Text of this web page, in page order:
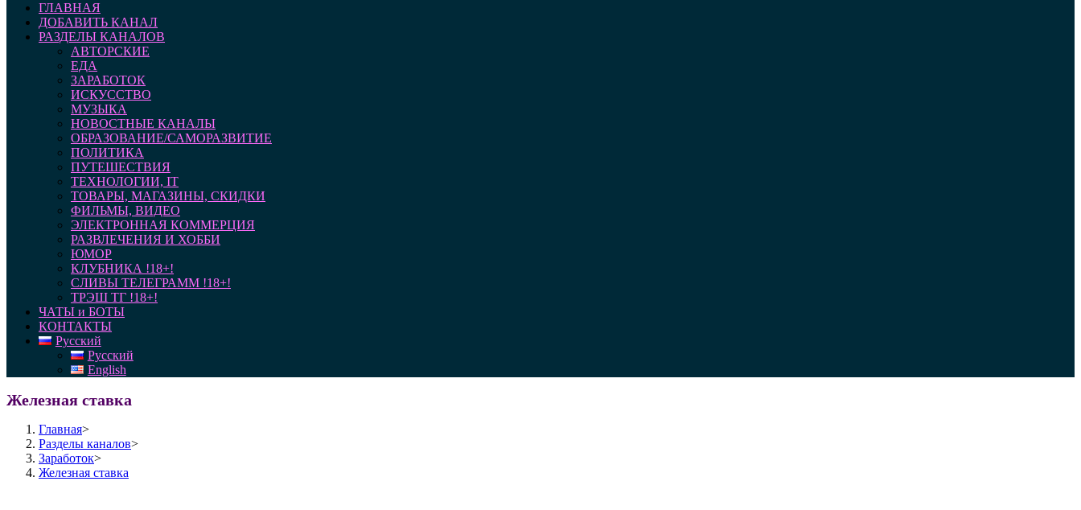
ГЛАВНАЯ
ДОБАВИТЬ КАНАЛ
РАЗДЕЛЫ КАНАЛОВ
АВТОРСКИЕ
ЕДА
ЗАРАБОТОК
ИСКУССТВО
МУЗЫКА
НОВОСТНЫЕ КАНАЛЫ
ОБРАЗОВАНИЕ/САМОРАЗВИТИЕ
ПОЛИТИКА
ПУТЕШЕСТВИЯ
ТЕХНОЛОГИИ, IT
ТОВАРЫ, МАГАЗИНЫ, СКИДКИ
ФИЛЬМЫ, ВИДЕО
ЭЛЕКТРОННАЯ КОММЕРЦИЯ
РАЗВЛЕЧЕНИЯ И ХОББИ
ЮМОР
КЛУБНИКА !18+!
СЛИВЫ ТЕЛЕГРАММ !18+!
ТРЭШ ТГ !18+!
ЧАТЫ и БОТЫ
КОНТАКТЫ
Русский
Русский
English
Железная ставка
Главная>
Разделы каналов>
Заработок>
Железная ставка